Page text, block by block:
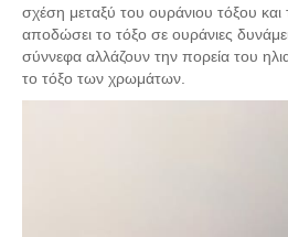
Ανακοινώσεις
Η ιστοσελίδα μας
Χάρτης του Site (Sitemap)
σχέση μεταξύ του ουράνιου τόξου και
αποδώσει το τόξο σε ουράνιες
σύννεφα αλλάζουν την πορεία του
το τόξο των χρωμάτων.